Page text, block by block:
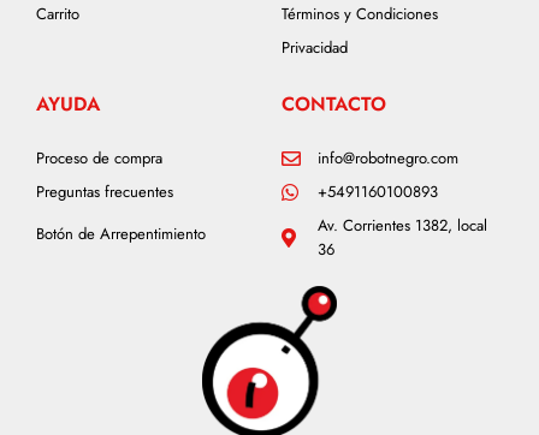
Carrito
Términos y Condiciones
Privacidad
AYUDA
Proceso de compra
Preguntas frecuentes
Botón de Arrepentimiento
CONTACTO
info@robotnegro.com
+5491160100893
Av. Corrientes 1382, local
36